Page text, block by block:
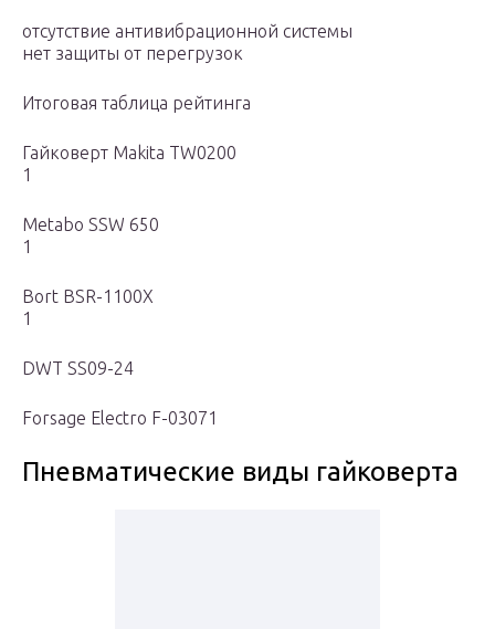
отсутствие антивибрационной системы
нет защиты от перегрузок
Итоговая таблица рейтинга
Гайковерт Makita TW0200
1
Metabo SSW 650
1
Bort BSR-1100X
1
DWT SS09-24
Forsage Electro F-03071
Пневматические виды гайковерта